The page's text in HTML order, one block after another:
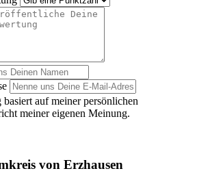
auf meiner persönlichen
meiner eigenen Meinung.
von Erzhausen